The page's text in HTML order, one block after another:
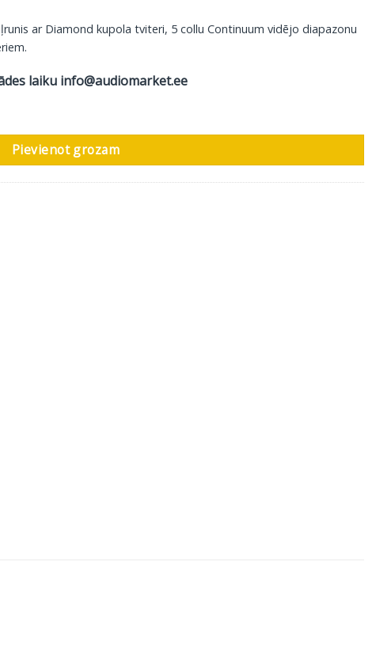
ar Diamond kupola tviteri, 5 collu Continuum vidējo diapazonu
laiku info@audiomarket.ee
1 gab daudzums
Pievienot grozam